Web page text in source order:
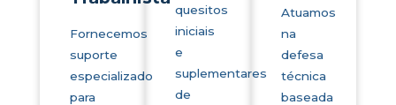
Fornecemos
suporte
especializado
para
quesitos
iniciais
e
suplementares
de
Atuamos
na
defesa
técnica
baseada